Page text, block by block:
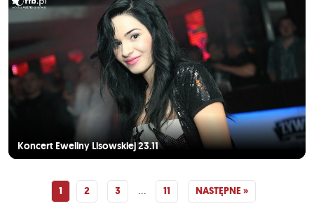
Koncert Eweliny Lisowskiej 23.11
1 2 3 11 NASTĘPNE »